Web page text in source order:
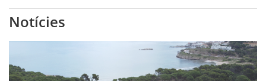
Notícies